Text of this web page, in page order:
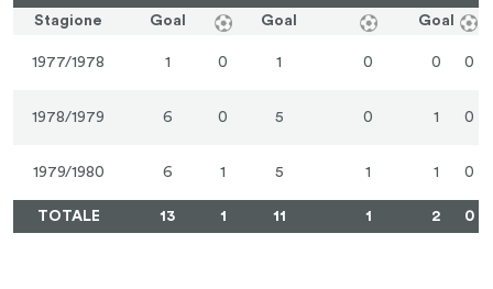
Stagione
Goal Goal Goal
1977/1978 1 0 1 0 0 0
1978/1979 6 0 5 0 1 0
1979/1980 6 1 5 1 1 0
TOTALE 13 1 11 1 2 0